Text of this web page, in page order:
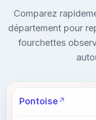
Comparez
département pour
fourchettes
Pontoise